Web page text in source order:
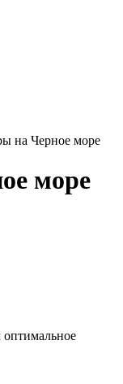
на Черное море
море